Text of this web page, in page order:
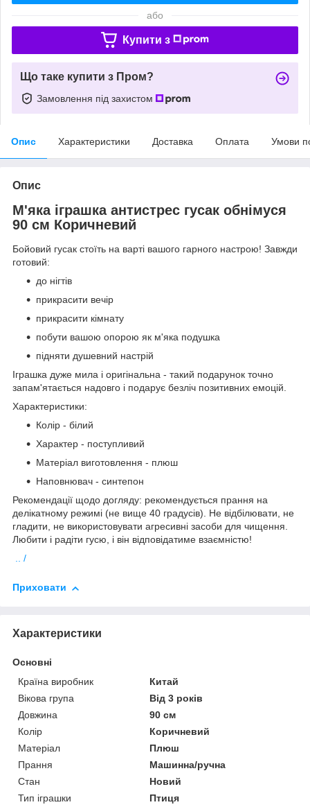
або
Купити з
Що таке купити з Пром?
Замовлення під захистом
Опис Характеристики Доставка Оплата Умови
Опис
М'яка іграшка антистрес гусак обнімуся
90 см Коричневий
Бойовий гусак стоїть на варті вашого гарного настрою! Завжди
готовий:
до нігтів
прикрасити вечір
прикрасити кімнату
побути вашою опорою як м'яка подушка
підняти душевний настрій
Іграшка дуже мила і оригінальна - такий подарунок точно
запам'ятається надовго і подарує безліч позитивних емоцій.
Характеристики:
Колір - білий
Характер - поступливий
Матеріал виготовлення - плюш
Наповнювач - синтепон
Рекомендації щодо догляду: рекомендується прання на
делікатному режимі (не вище 40 градусів). Не відбілювати, не
гладити, не використовувати агресивні засоби для чищення.
Любити і радіти гусю, і він відповідатиме взаємністю!
.. /
Приховати
Характеристики
Основні
Країна виробник
Китай
Вікова група
Від 3 років
Довжина
90 см
Колір
Коричневий
Матеріал
Плюш
Прання
Машинна/ручна
Стан
Новий
Тип іграшки
Птиця